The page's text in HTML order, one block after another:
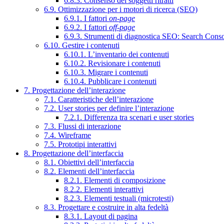
6.9. Ottimizzazione per i motori di ricerca (SEO)
6.9.1. I fattori on-page
6.9.2. I fattori off-page
6.9.3. Strumenti di diagnostica SEO: Search
6.10. Gestire i contenuti
6.10.1. L’inventario dei contenuti
6.10.2. Revisionare i contenuti
6.10.3. Migrare i contenuti
6.10.4. Pubblicare i contenuti
7. Progettazione dell’interazione
7.1. Caratteristiche dell’interazione
7.2. User stories per definire l’interazione
7.2.1. Differenza tra scenari e user stories
7.3. Flussi di interazione
7.4. Wireframe
7.5. Prototipi interattivi
8. Progettazione dell’interfaccia
8.1. Obiettivi dell’interfaccia
8.2. Elementi dell’interfaccia
8.2.1. Elementi di composizione
8.2.2. Elementi interattivi
8.2.3. Elementi testuali (microtesti)
8.3. Progettare e costruire in alta fedeltà
8.3.1. Layout di pagina